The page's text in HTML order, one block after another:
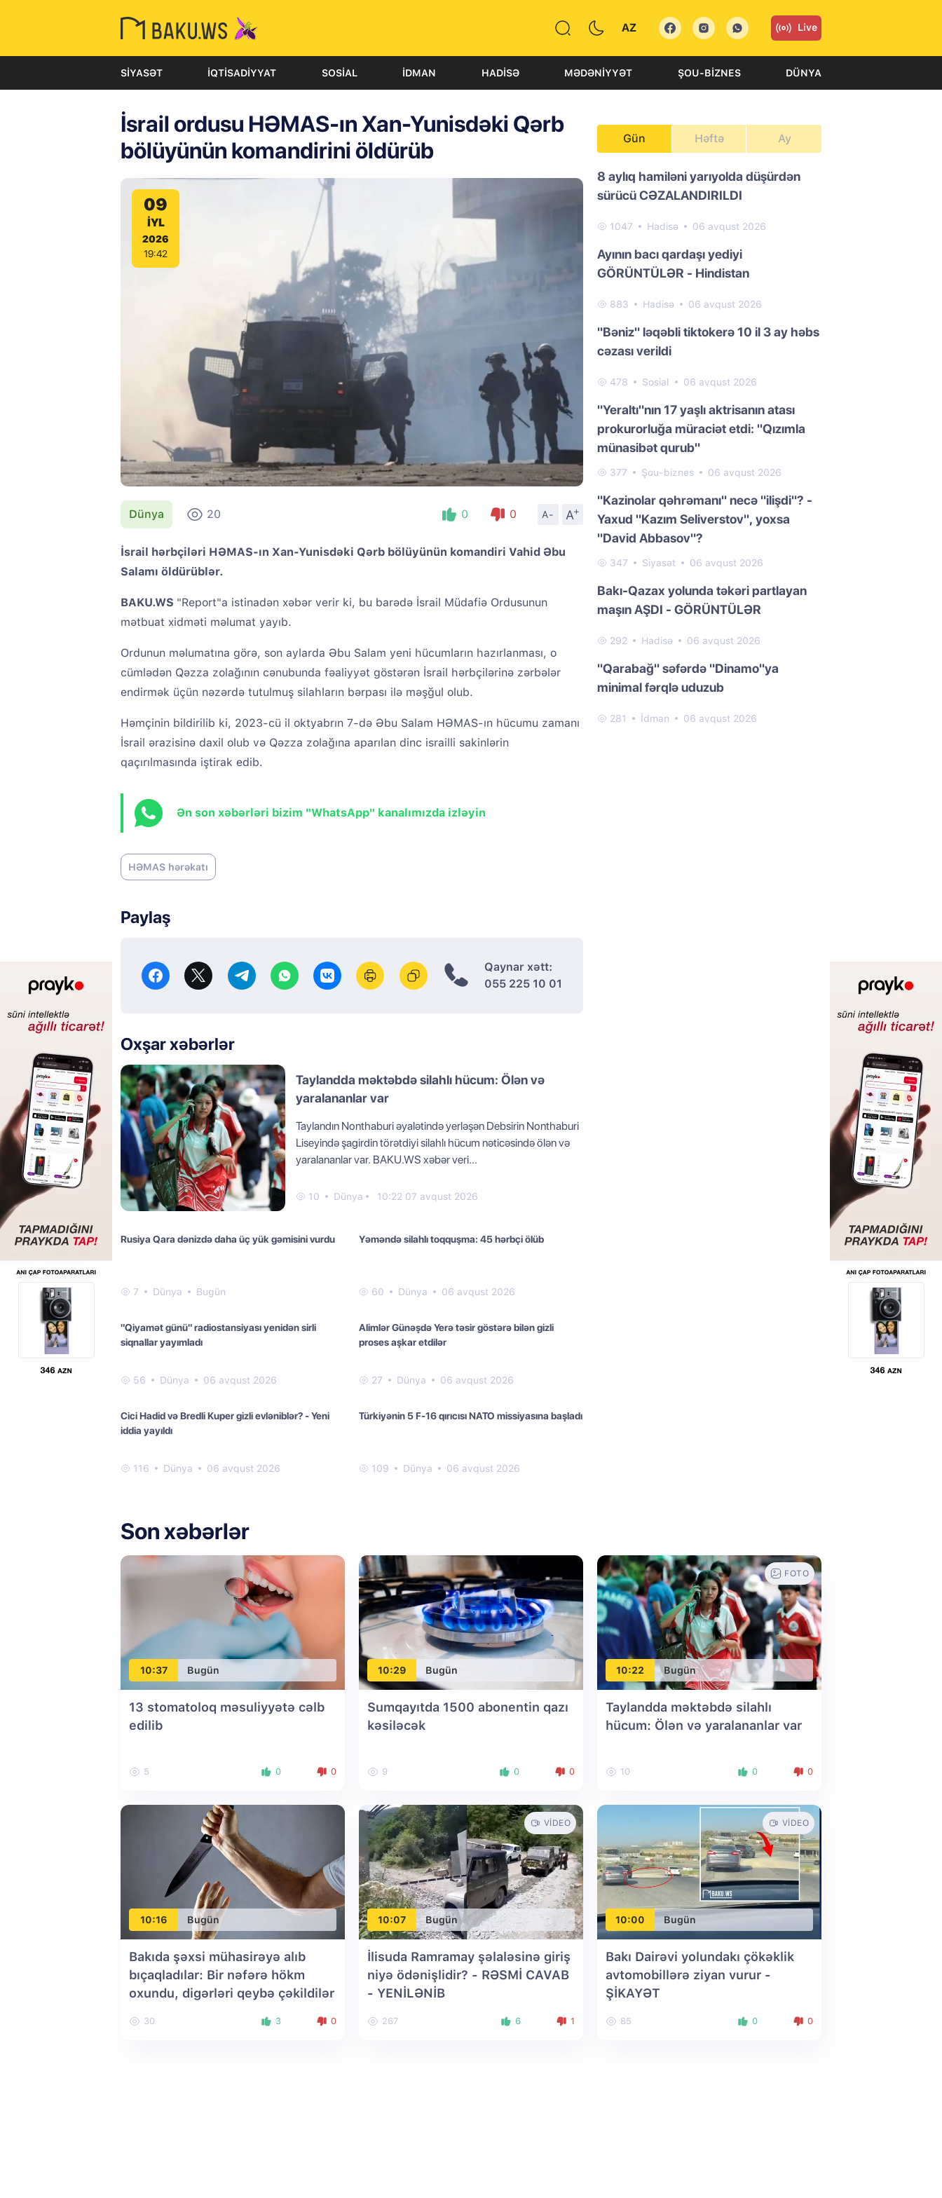
AZ Live
SIYASƏT İQTISADIYYAT SOSIAL İDMAN HADISƏ MƏDƏNIYYƏT ŞOU-BIZNES DÜNYA
İsrail ordusu HƏMAS-ın Xan-Yunisdəki Qərb
bölüyünün komandirini öldürüb
09
IYL
2026
19:42
Dünya 20 0 0 A- A
+
İsrail hərbçiləri HƏMAS-ın Xan-Yunisdəki Qərb bölüyünün komandiri Vahid Əbu
Salamı öldürüblər.
BAKU.WS "Report"a istinadən xəbər verir ki, bu barədə İsrail Müdafiə Ordusunun
mətbuat xidməti məlumat yayıb.
Ordunun məlumatına görə, son aylarda Əbu Salam yeni hücumların hazırlanması, o
cümlədən Qəzza zolağının cənubunda fəaliyyət göstərən İsrail hərbçilərinə zərbələr
endirmək üçün nəzərdə tutulmuş silahların bərpası ilə məşğul olub.
Həmçinin bildirilib ki, 2023-cü il oktyabrın 7-də Əbu Salam HƏMAS-ın hücumu zamanı
İsrail ərazisinə daxil olub və Qəzza zolağına aparılan dinc israilli sakinlərin
qaçırılmasında iştirak edib.
Ən son xəbərləri bizim "WhatsApp" kanalımızda izləyin
HƏMAS hərəkatı
Paylaş
Qaynar xətt:
055 225 10 01
Oxşar xəbərlər
Taylandda məktəbdə silahlı hücum: Ölən və
yaralananlar var
Taylandın Nonthaburi əyalətində yerləşən Debsirin Nonthaburi
Liseyində şagirdin törətdiyi silahlı hücum nəticəsində ölən və
yaralananlar var. BAKU.WS xəbər veri...
10 Dünya 10:22 07 avqust 2026
Rusiya Qara dənizdə daha üç yük gəmisini vurdu
7 Dünya Bugün
Yəməndə silahlı toqquşma: 45 hərbçi ölüb
60 Dünya 06 avqust 2026
"Qiyamət günü" radiostansiyası yenidən sirli
siqnallar yayımladı
56 Dünya 06 avqust 2026
Alimlər Günəşdə Yerə təsir göstərə bilən gizli
proses aşkar etdilər
27 Dünya 06 avqust 2026
Cici Hadid və Bredli Kuper gizli evləniblər? - Yeni
iddia yayıldı
116 Dünya 06 avqust 2026
Türkiyənin 5 F-16 qırıcısı NATO missiyasına başladı
109 Dünya 06 avqust 2026
Gün Həftə Ay
8 aylıq hamiləni yarıyolda düşürdən
sürücü CƏZALANDIRILDI
1047 Hadisə 06 avqust 2026
Ayının bacı qardaşı yediyi
GÖRÜNTÜLƏR - Hindistan
883 Hadisə 06 avqust 2026
"Bəniz" ləqəbli tiktokerə 10 il 3 ay həbs
cəzası verildi
478 Sosial 06 avqust 2026
"Yeraltı"nın 17 yaşlı aktrisanın atası
prokurorluğa müraciət etdi: "Qızımla
münasibət qurub"
377 Şou-biznes 06 avqust 2026
"Kazinolar qəhrəmanı" necə "ilişdi"? -
Yaxud "Kazım Seliverstov", yoxsa
"David Abbasov"?
347 Siyasət 06 avqust 2026
Bakı-Qazax yolunda təkəri partlayan
maşın AŞDI - GÖRÜNTÜLƏR
292 Hadisə 06 avqust 2026
"Qarabağ" səfərdə "Dinamo"ya
minimal fərqlə uduzub
281 İdman 06 avqust 2026
Son xəbərlər
10:37 Bugün
13 stomatoloq məsuliyyətə cəlb
edilib
5 0 0
10:29 Bugün
Sumqayıtda 1500 abonentin qazı
kəsiləcək
9 0 0
10:22 Bugün
FOTO
Taylandda məktəbdə silahlı
hücum: Ölən və yaralananlar var
10 0 0
10:16 Bugün
Bakıda şəxsi mühasirəyə alıb
bıçaqladılar: Bir nəfərə hökm
oxundu, digərləri qeybə çəkildilər
30 3 0
10:07 Bugün
VIDEO
İlisuda Ramramay şəlaləsinə giriş
niyə ödənişlidir? - RƏSMİ CAVAB
- YENİLƏNİB
267 6 1
10:00 Bugün
VIDEO
Bakı Dairəvi yolundakı çökəklik
avtomobillərə ziyan vurur -
ŞİKAYƏT
85 0 0